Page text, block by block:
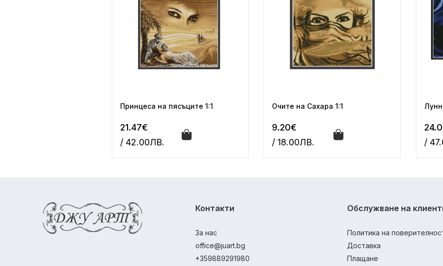
Принцеса на пясъците 1:1
21.47€
/ 42.00ЛВ.
Очите на Сахара 1:1
9.20€
/ 18.00ЛВ.
/
Контакти
За нас
office@juart.bg
+359889291980
Обслужване на
Политика на
Доставка
Плащане